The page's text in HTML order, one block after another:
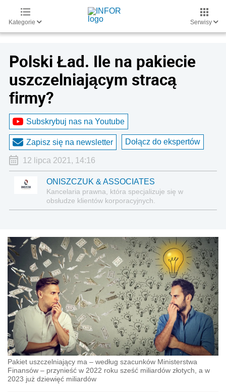
Kategorie Serwisy
Polski Ład. Ile na pakiecie
uszczelniającym stracą
firmy?
Subskrybuj nas na Youtube
Zapisz się na newsletter Dołącz do ekspertów
12 lipca 2021, 14:16
ONISZCZUK & ASSOCIATES
Kancelaria prawna, która specjalizuje się w
obsłudze klientów korporacyjnych.
Pakiet uszczelniający ma – według szacunków Ministerstwa
Finansów – przynieść w 2022 roku sześć miliardów złotych, a w
2023 już dziewięć miliardów